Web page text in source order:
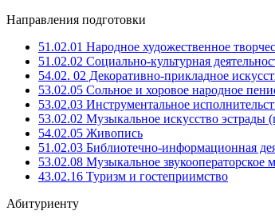
Направления подготовки
51.02.01 Народное художественное
51.02.02 Социально-культурная
54.02. 02 Декоративно-прикладное
53.02.05 Сольное и хоровое народное
53.02.03 Инструментальное
53.02.02 Музыкальное искусство эстрады
54.02.05 Живопись
51.02.03 Библиотечно-информационная
53.02.08 Музыкальное звукооператорское
43.02.16 Туризм и гостеприимство
Абитуриенту